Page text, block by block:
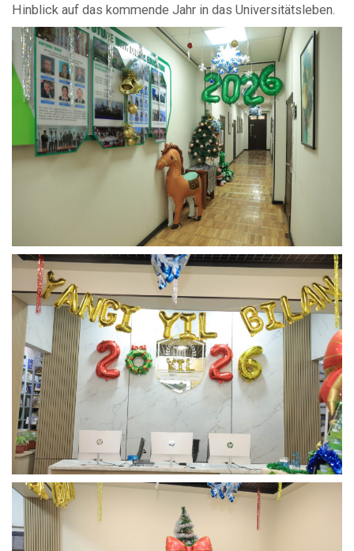
Hinblick auf das kommende Jahr in das Universitätsleben.